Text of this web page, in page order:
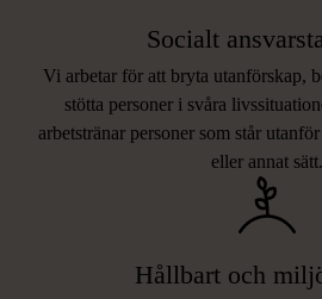
Socialt
Vi arbetar för att bryta utanförskap,
stötta personer i svåra
arbetstränar personer som står
eller annat sätt.
Hållbart och